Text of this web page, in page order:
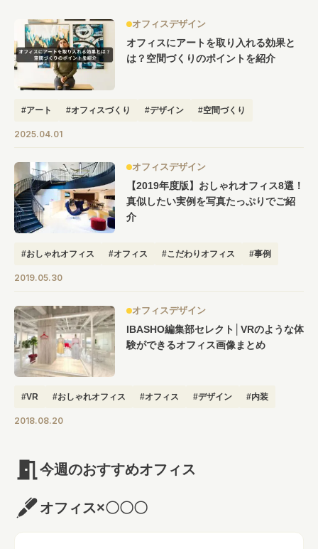
オフィスデザイン
オフィスにアートを取り入れる効果と
は？空間づくりのポイントを紹介
#アート #オフィスづくり #デザイン #空間づくり
2025.04.01
オフィスデザイン
【2019年度版】おしゃれオフィス8選！
真似したい実例を写真たっぷりでご紹
介
#おしゃれオフィス #オフィス #こだわりオフィス #事例
#特集
2019.05.30
オフィスデザイン
IBASHO編集部セレクト│VRのような体
験ができるオフィス画像まとめ
#VR #おしゃれオフィス #オフィス #デザイン #内装
2018.08.20
今週のおすすめオフィス
オフィス×〇〇〇